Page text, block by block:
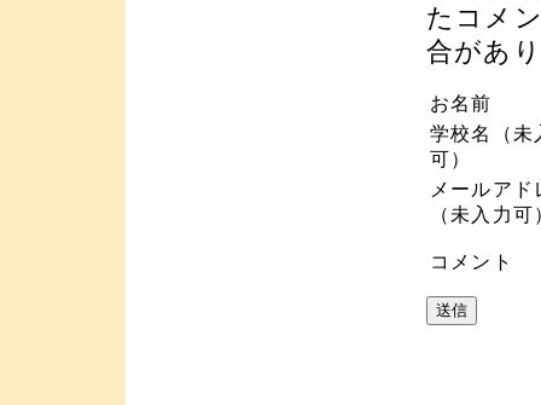
たコメ
合があ
お名前
学校名（未
可）
メールアド
（未入力可
コメント